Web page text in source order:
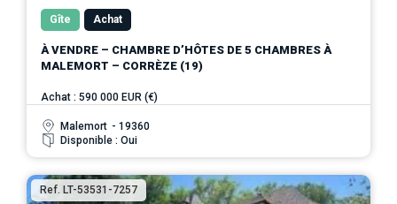
Gîte Achat
À VENDRE – CHAMBRE D’HÔTES DE 5 CHAMBRES À
MALEMORT – CORRÈZE (19)
Achat : 590 000 EUR (€)
Malemort - 19360
Disponible : Oui
Ref. LT-53531-7257